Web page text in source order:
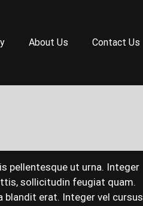
About Us Contact Us
pellentesque ut urna. Integer
sollicitudin feugiat quam.
blandit erat. Integer vel cursus